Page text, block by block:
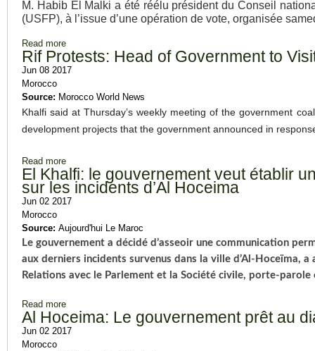
M. Habib El Malki a été réélu président du Conseil
(USFP), à l’issue d’une opération de vote, organisée
Read more
Rif Protests: Head of Government to
Jun 08 2017
Morocco
Source: Morocco World News
Khalfi said at Thursday’s weekly meeting of the government
development projects that the government announced in
Read more
El Khalfi: le gouvernement veut établir
sur les incidents d’Al Hoceima
Jun 02 2017
Morocco
Source: Aujourd'hui Le Maroc
Le gouvernement a décidé d’asseoir une communication
aux derniers incidents survenus dans la ville d’Al-Hoceïma,
Relations avec le Parlement et la Société civile, porte-
Read more
Al Hoceima: Le gouvernement prêt au
Jun 02 2017
Morocco